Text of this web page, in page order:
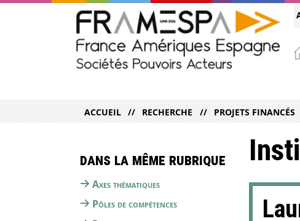
ACCUEIL RECHERCHE PROJETS FINANCÉS
Dans la même rubrique
Axes thématiques
Pôles de compétences